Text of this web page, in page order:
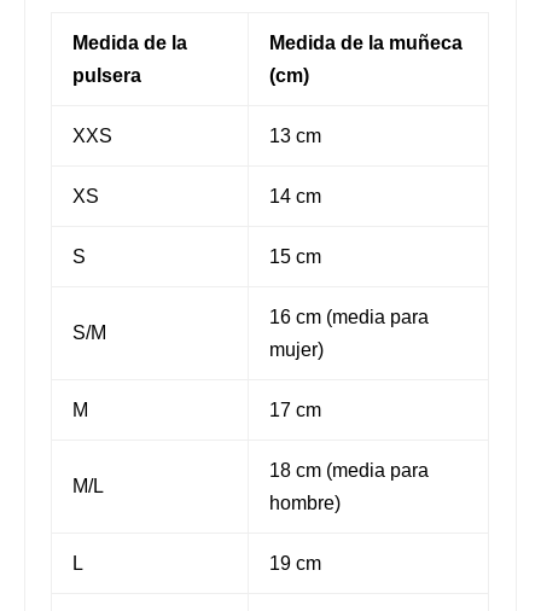
Medida de la
pulsera
Medida de la muñeca
(cm)
XXS 13 cm
XS 14 cm
S 15 cm
S/M
16 cm (media para
mujer)
M 17 cm
M/L
18 cm (media para
hombre)
L 19 cm